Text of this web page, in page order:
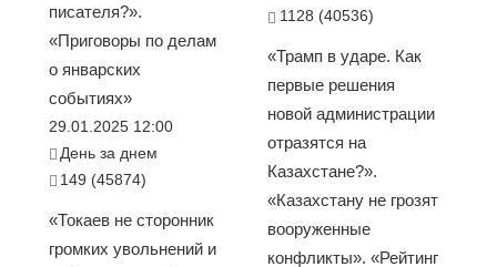
писателя?».
«Приговоры по делам
о январских
событиях»
29.01.2025 12:00
День за днем
149 (45874)
«Токаев не сторонник
громких увольнений и
1128 (40536)
«Трамп в ударе. Как
первые решения
новой администрации
отразятся на
Казахстане?».
«Казахстану не грозят
вооруженные
конфликты». «Рейтинг